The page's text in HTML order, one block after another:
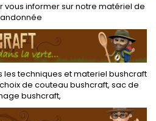
vous informer sur notre matériel de
les techniques etmateriel bushcraft
de couteau bushcraft, sac de
bushcraft,